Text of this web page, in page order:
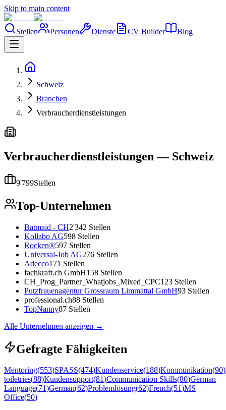
Skip to main content
Stellen Personen Dienste CV Builder Blog
Schweiz
Branchen
Verbraucherdienstleistungen
Verbraucherdienstleistungen — Schweiz
9'799Stellen
Top-Unternehmen
Batmaid - CH2'342 Stellen
Kollabo AG598 Stellen
Rocken®597 Stellen
Universal-Job AG276 Stellen
Adecco171 Stellen
fachkraft.ch GmbH158 Stellen
CH_Prog_Partner_Whatjobs_Mixed_CPC123 Stellen
Putzfrauenagentur Grossraum Limmattal GmbH93 Stellen
professional.ch88 Stellen
TopNanny87 Stellen
Alle Unternehmen anzeigen →
Gefragte Fähigkeiten
Mentoring(553)SPASS(474)Kundenservice(188)Kommunikation(90)
toiletries(88)Kundensupport(81)Communication Skills(80)German
Language(71)German(62)Problemlösung(62)French(51)MS
Office(50)